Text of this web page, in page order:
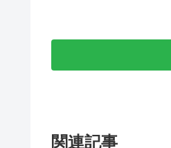
関連記事